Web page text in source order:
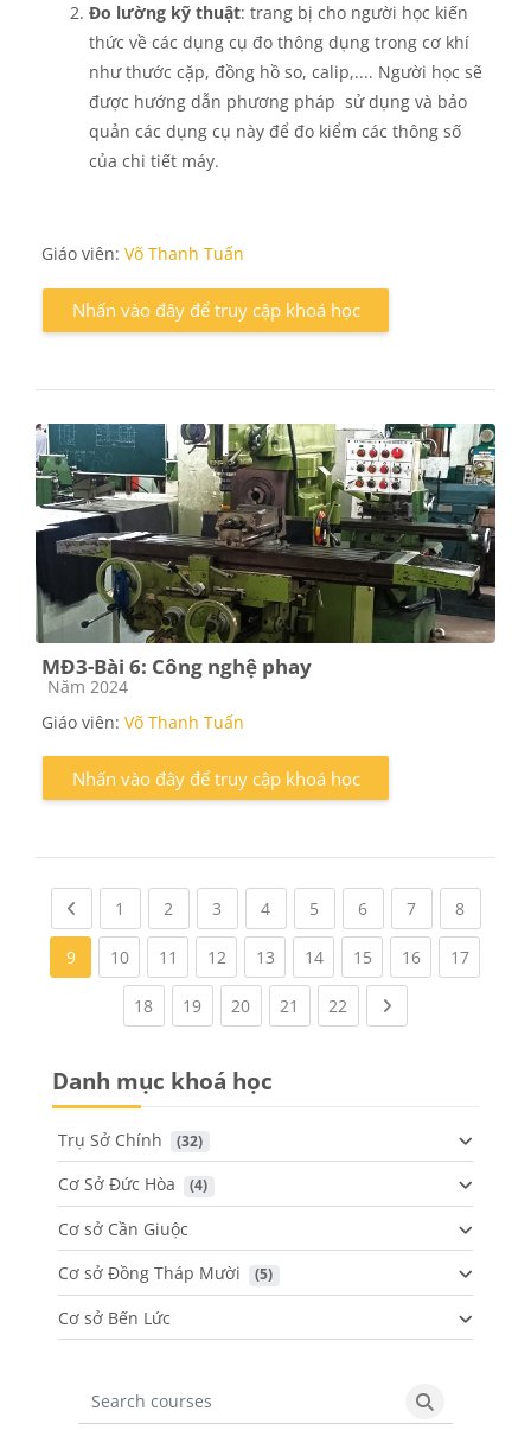
Đo lường kỹ thuật: trang bị cho người học kiến
thức về các dụng cụ đo thông dụng trong cơ khí
như thước cặp, đồng hồ so, calip,.... Người học sẽ
được hướng dẫn phương pháp sử dụng và bảo
quản các dụng cụ này để đo kiểm các thông số
của chi tiết máy.
Giáo viên: Võ Thanh Tuấn
Nhấn vào đây để truy cập khoá học
MĐ3-Bài 6: Công nghệ phay
Các loại khóa học
Năm 2024
Giáo viên: Võ Thanh Tuấn
Nhấn vào đây để truy cập khoá học
Previous page
1 (current)
2 (current)
3 (current)
4(current)
5 (current)
6(current)
7(current)
8(current)
9 10(current)
11 (current)
12(current)
13(current)
14(current)
15(current)
16(current)
17
18(current)
19(current)
20(current)
21 (current)
22 (current)Next page
Danh mục khoá học
Trụ Sở Chính (32)
Cơ Sở Đức Hòa (4)
Cơ sở Cần Giuộc
Cơ sở Đồng Tháp Mười
(5)
Cơ sở Bến Lức
Search courses